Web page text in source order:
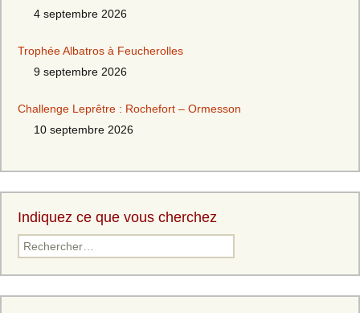
4 septembre 2026
Trophée Albatros à Feucherolles
9 septembre 2026
Challenge Leprêtre : Rochefort – Ormesson
10 septembre 2026
Indiquez ce que vous cherchez